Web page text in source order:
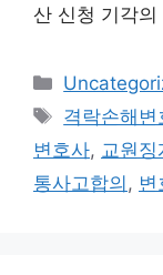
산 신청 기각
카
테
리
태
그
격락손해변
변호사, 교원징
통사고합의 , 변